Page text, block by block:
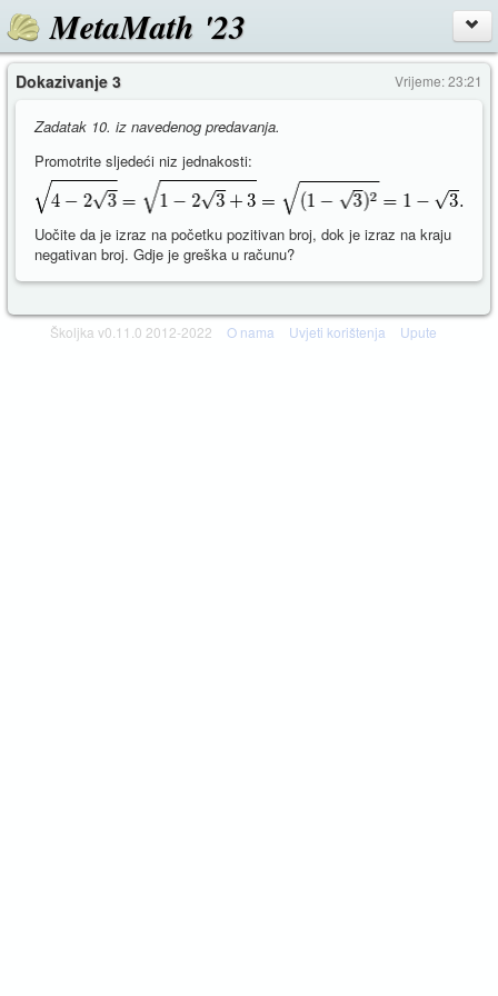
MetaMath '23
Vrijeme: 23:21
Dokazivanje 3
Zadatak 10. iz navedenog predavanja.
Promotrite sljedeći niz jednakosti:
Uočite da je izraz na početku pozitivan broj, dok je izraz na kraju
negativan broj. Gdje je greška u računu?
Školjka v0.11.0 2012-2022 O nama Uvjeti korištenja Upute